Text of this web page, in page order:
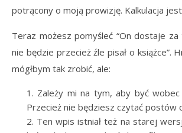
potrącony o moją prowizję. Kalkulacja
Teraz możesz pomyśleć “On dostaje
nie będzie przecież źle pisał o książce”.
mógłbym tak zrobić, ale:
Zależy mi na tym, aby być wobec
Przecież nie będziesz czytać postów
Ten wpis istniał też na starej